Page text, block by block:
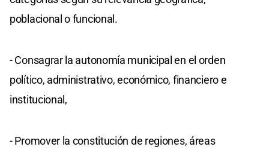
poblacional o funcional.
- Consagrar la autonomía municipal en el orden
político, administrativo, económico, financiero e
institucional,
- Promover la constitución de regiones, áreas